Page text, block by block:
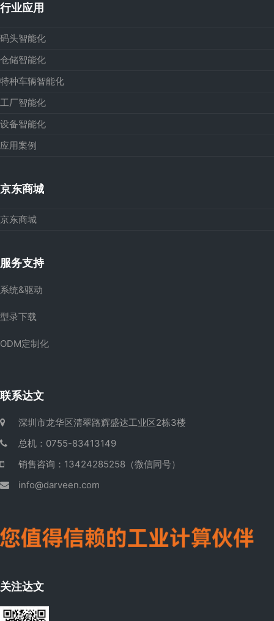
行业应用
码头智能化
仓储智能化
特种车辆智能化
工厂智能化
设备智能化
应用案例
京东商城
京东商城
服务支持
系统&驱动
型录下载
ODM定制化
联系达文
深圳市龙华区清翠路辉盛达工业区2栋3楼
总机：0755-83413149
销售咨询：13424285258（微信同号）
info@darveen.com
关注达文